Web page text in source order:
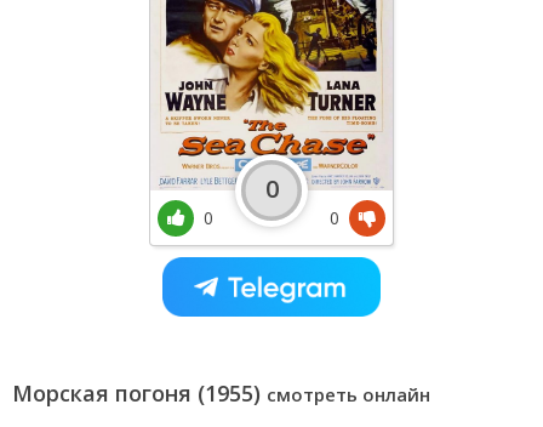
Морская погоня (1955) смотреть онлайн
0
0
0